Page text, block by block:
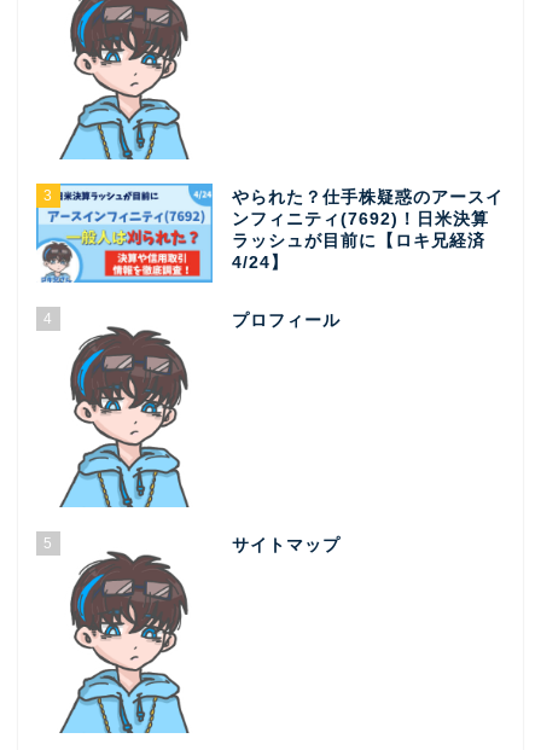
3
やられた？仕手株疑惑のアースイ
ンフィニティ(7692)！日米決算
ラッシュが目前に【ロキ兄経済
4/24】
4 プロフィール
5 サイトマップ